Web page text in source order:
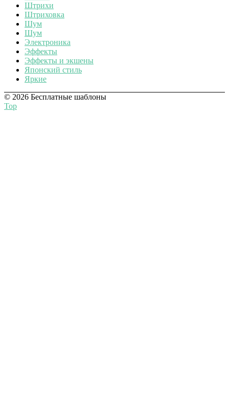
Штрихи
Штриховка
Шум
Шум
Электроника
Эффекты
Эффекты и экшены
Японский стиль
Яркие
© 2026 Бесплатные шаблоны
Top